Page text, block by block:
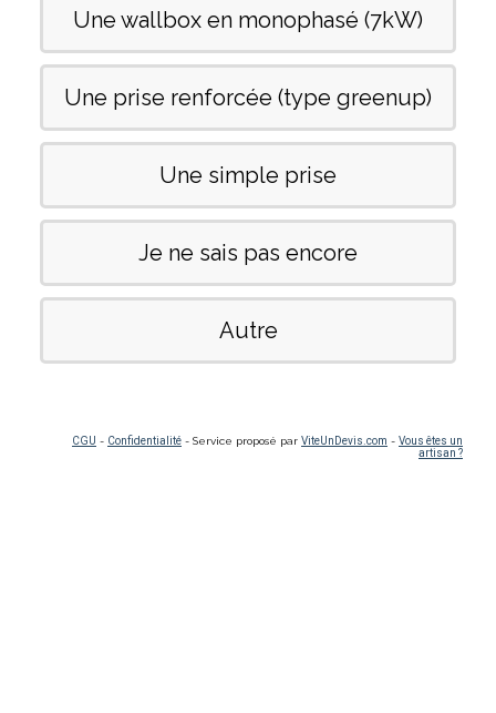
Une wallbox en monophasé (7kW)
Une prise renforcée (type greenup)
Une simple prise
Je ne sais pas encore
Autre
CGU - Confidentialité - Service proposé par ViteUnDevis.com - Vous êtes un
artisan ?